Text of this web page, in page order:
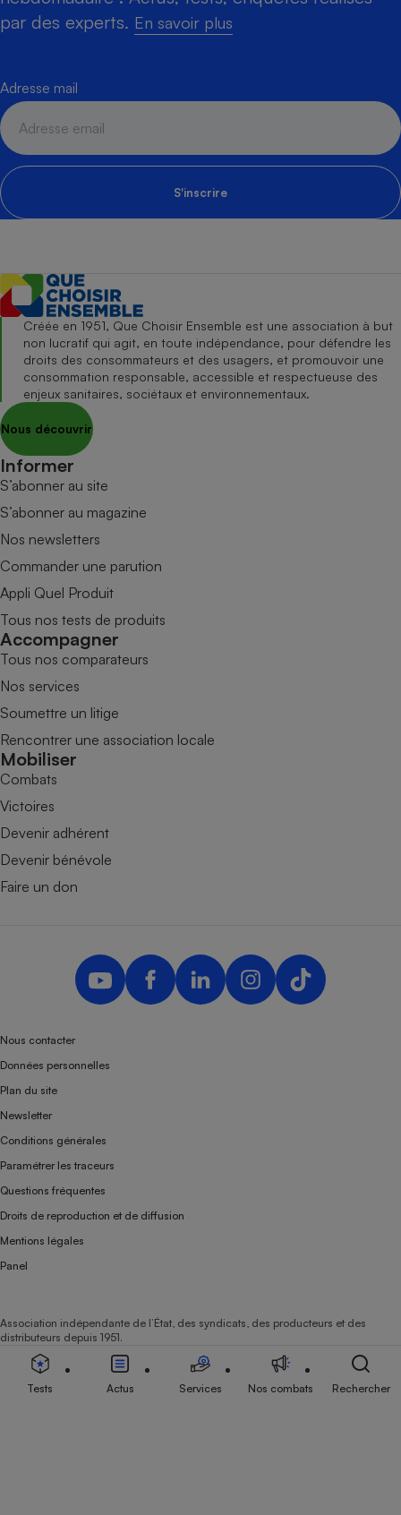
par des experts. En savoir plus
Adresse mail
S'inscrire
Créée en 1951, Que Choisir Ensemble est une association à but
non lucratif qui agit, en toute indépendance, pour défendre les
droits des consommateurs et des usagers, et promouvoir une
consommation responsable, accessible et respectueuse des
enjeux sanitaires, sociétaux et environnementaux.
Nous découvrir
Informer
S’abonner au site
S’abonner au magazine
Nos newsletters
Commander une parution
Appli Quel Produit
Tous nos tests de produits
Accompagner
Tous nos comparateurs
Nos services
Soumettre un litige
Rencontrer une association locale
Mobiliser
Combats
Victoires
Devenir adhérent
Devenir bénévole
Faire un don
Nous contacter
Données personnelles
Plan du site
Newsletter
Conditions générales
Paramétrer les traceurs
Questions fréquentes
Droits de reproduction et de diffusion
Mentions légales
Panel
Association indépendante de l’État, des syndicats, des producteurs et des
distributeurs depuis 1951.
Tests Actus Services Nos combats Rechercher